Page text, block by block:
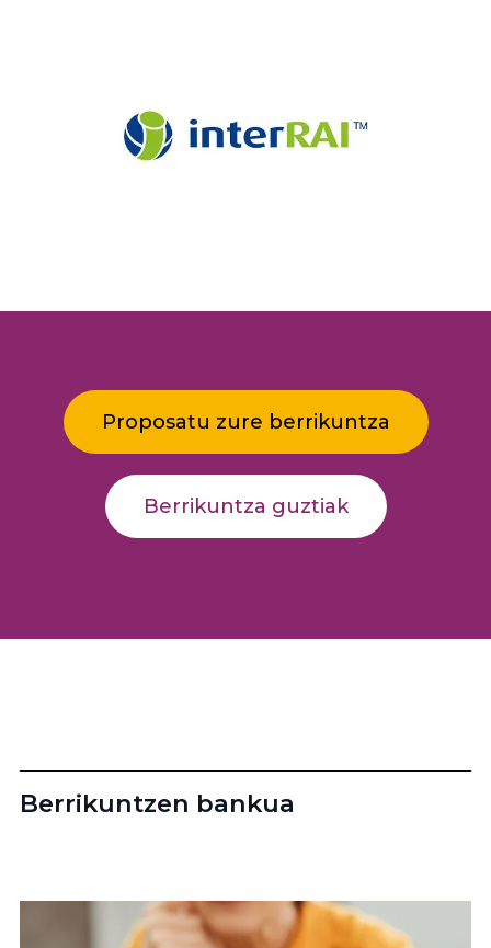
Proposatu zure berrikuntza
Berrikuntza guztiak